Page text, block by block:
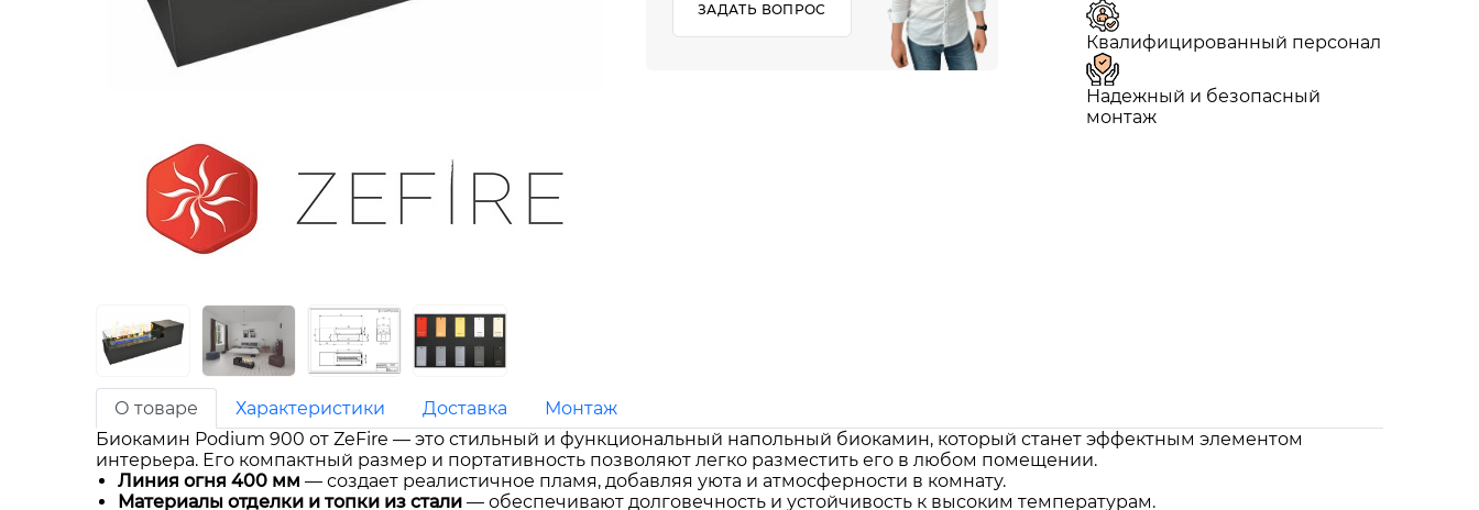
ЗАДАТЬ ВОПРОС
Квалифицированный персонал
Надежный и безопасный
монтаж
О товаре Характеристики Доставка
Монтаж
Биокамин Podium 900 от ZeFire — это стильный и функциональный напольный биокамин, который станет эффектным элементом
интерьера. Его компактный размер и портативность позволяют легко разместить его в любом помещении.
Линия огня 400 мм — создает реалистичное пламя, добавляя уюта и атмосферности в комнату.
Материалы отделки и топки из стали — обеспечивают долговечность и устойчивость к высоким температурам.